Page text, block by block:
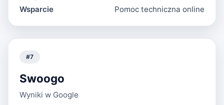
Wsparcie
Pomoc techniczna online
#7
Swoogo
Wyniki w Google